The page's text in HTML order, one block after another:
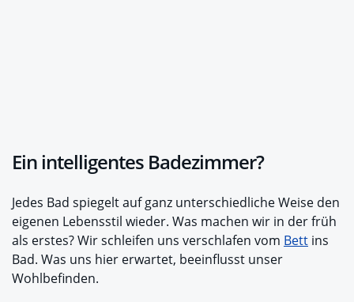
Ein intelligentes Badezimmer?
Jedes Bad spiegelt auf ganz unterschiedliche Weise den
eigenen Lebensstil wieder. Was machen wir in der früh
als erstes? Wir schleifen uns verschlafen vom Bett ins
Bad. Was uns hier erwartet, beeinflusst unser
Wohlbefinden.